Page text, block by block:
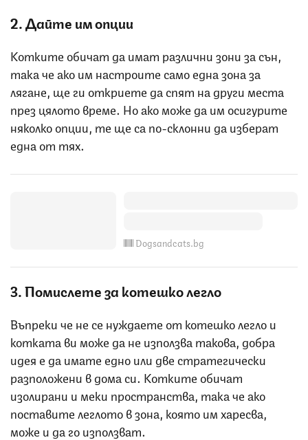
2. Дайте им опции
Котките обичат да имат различни зони за сън,
така че ако им настроите само една зона за
лягане, ще ги откриете да спят на други места
през цялото време. Но ако може да им осигурите
няколко опции, те ще са по-склонни да изберат
една от тях.
Dogsandcats.bg
3. Помислете за котешко легло
Въпреки че не се нуждаете от котешко легло и
котката ви може да не използва такова, добра
идея е да имате едно или две стратегически
разположени в дома си. Котките обичат
изолирани и меки пространства, така че ако
поставите леглото в зона, която им харесва,
може и да го използват.